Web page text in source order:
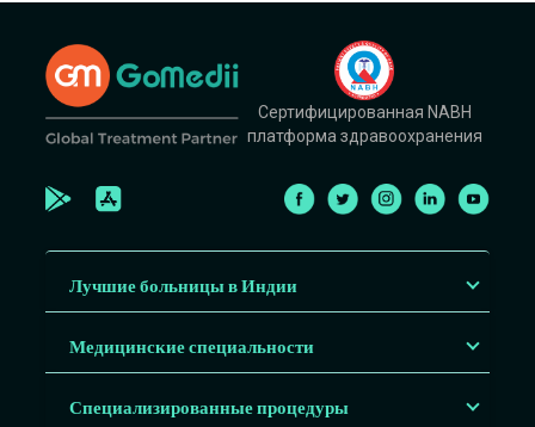
Сертифицированная NABH
платформа здравоохранения
Лучшие больницы в Индии
Медицинские специальности
Специализированные процедуры